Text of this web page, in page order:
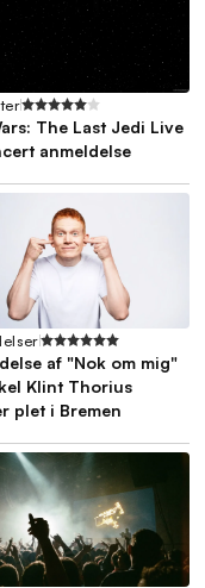
The Last Jedi Live
anmeldelse
af "Nok om mig"
Klint Thorius
plet i Bremen